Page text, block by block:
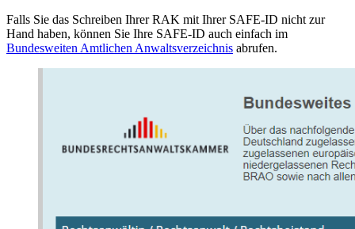
Falls Sie das Schreiben Ihrer RAK mit Ihrer SAFE-ID nicht zur
Hand haben, können Sie Ihre SAFE-ID auch einfach im
Bundesweiten Amtlichen Anwaltsverzeichnis abrufen.